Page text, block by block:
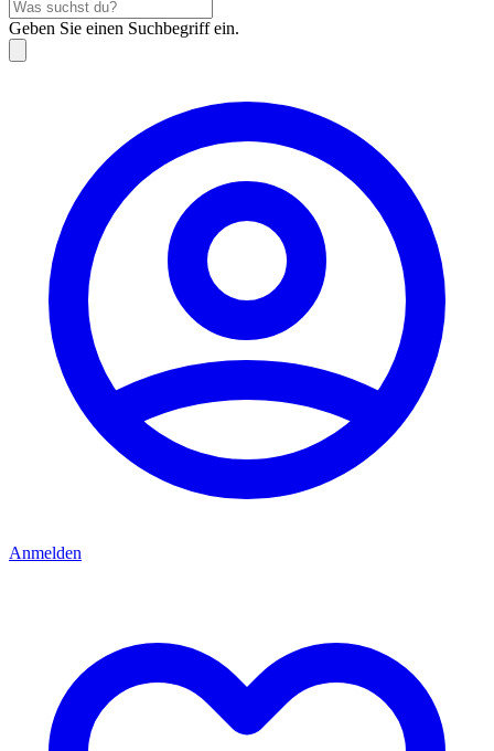
Geben Sie einen Suchbegriff ein.
Anmelden